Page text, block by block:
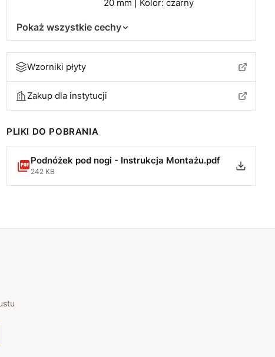
20 mm | Kolor: czarny
Pokaż wszystkie cechy
Wzorniki płyty
Zakup dla instytucji
PLIKI DO POBRANIA
Podnóżek pod nogi - Instrukcja Montażu.pdf
242 KB